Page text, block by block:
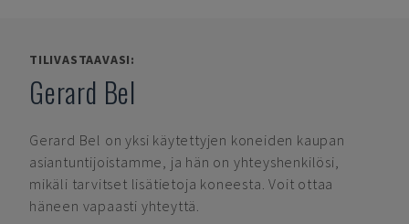
TILIVASTAAVASI:
Gerard Bel
Gerard Bel on yksi käytettyjen koneiden kaupan
asiantuntijoistamme, ja hän on yhteyshenkilösi,
mikäli tarvitset lisätietoja koneesta. Voit ottaa
häneen vapaasti yhteyttä.